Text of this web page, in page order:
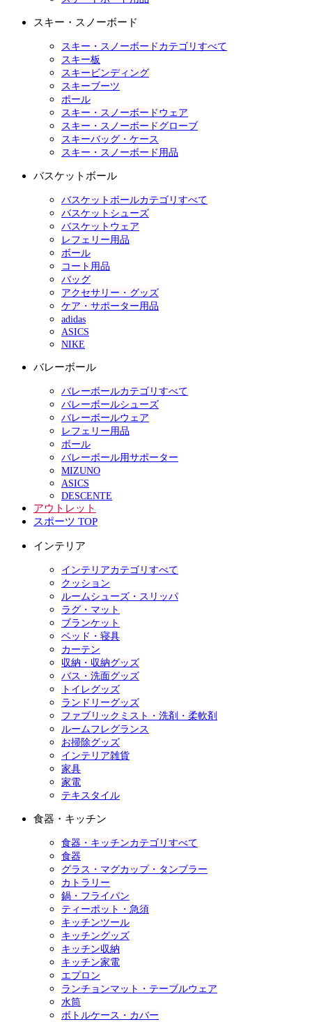
スキー・スノーボード
スキー・スノーボードカテゴリすべて
スキー板
スキービンディング
スキーブーツ
ポール
スキー・スノーボードウェア
スキー・スノーボードグローブ
スキーバッグ・ケース
スキー・スノーボード用品
バスケットボール
バスケットボールカテゴリすべて
バスケットシューズ
バスケットウェア
レフェリー用品
ボール
コート用品
バッグ
アクセサリー・グッズ
ケア・サポーター用品
adidas
ASICS
NIKE
バレーボール
バレーボールカテゴリすべて
バレーボールシューズ
バレーボールウェア
レフェリー用品
ボール
バレーボール用サポーター
MIZUNO
ASICS
DESCENTE
アウトレット
スポーツ TOP
インテリア
インテリアカテゴリすべて
クッション
ルームシューズ・スリッパ
ラグ・マット
ブランケット
ベッド・寝具
カーテン
収納・収納グッズ
バス・洗面グッズ
トイレグッズ
ランドリーグッズ
ファブリックミスト・洗剤・柔軟剤
ルームフレグランス
お掃除グッズ
インテリア雑貨
家具
家電
テキスタイル
食器・キッチン
食器・キッチンカテゴリすべて
食器
グラス・マグカップ・タンブラー
カトラリー
鍋・フライパン
ティーポット・急須
キッチンツール
キッチングッズ
キッチン収納
キッチン家電
エプロン
ランチョンマット・テーブルウェア
水筒
ボトルケース・カバー